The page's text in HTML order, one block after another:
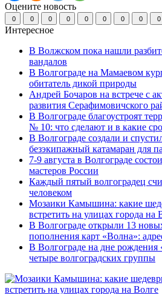
Оцените новость
0 0 0 0 0 0 0 0 0
Интересное
В Волжском пока нашли
вандалов
В Волгограде на Мамаевом
обитатель дикой природы
Андрей Бочаров на встрече с
развития Серафимовичского
В Волгограде благоустроят
№ 10: что сделают и в какие
В Волгограде создали и
безэкипажный катамаран для
7-9 августа в Волгограде
мастеров России
Каждый пятый волгоградец
человеком
Мозаики Камышина: какие
встретить на улицах города на
В Волгограде открыли 13
пополнения карт «Волна»:
В Волгограде на дне
четыре волгоградских группы